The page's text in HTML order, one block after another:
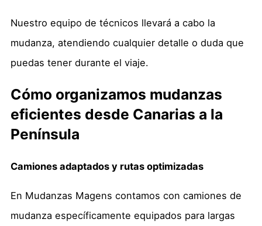
Nuestro equipo de técnicos llevará a cabo la
mudanza, atendiendo cualquier detalle o duda que
puedas tener durante el viaje.
Cómo organizamos mudanzas
eficientes desde Canarias a la
Península
Camiones adaptados y rutas optimizadas
En Mudanzas Magens contamos con camiones de
mudanza específicamente equipados para largas